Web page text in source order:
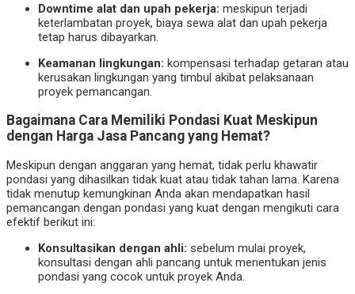
Downtime alat dan upah pekerja: meskipun terjadi
keterlambatan proyek, biaya sewa alat dan upah pekerja
tetap harus dibayarkan.
Keamanan lingkungan: kompensasi terhadap getaran atau
kerusakan lingkungan yang timbul akibat pelaksanaan
proyek pemancangan.
Bagaimana Cara Memiliki Pondasi Kuat Meskipun
dengan Harga Jasa Pancang yang Hemat?
Meskipun dengan anggaran yang hemat, tidak perlu khawatir
pondasi yang dihasilkan tidak kuat atau tidak tahan lama. Karena
tidak menutup kemungkinan Anda akan mendapatkan hasil
pemancangan dengan pondasi yang kuat dengan mengikuti cara
efektif berikut ini:
Konsultasikan dengan ahli: sebelum mulai proyek,
konsultasi dengan ahli pancang untuk menentukan jenis
pondasi yang cocok untuk proyek Anda.